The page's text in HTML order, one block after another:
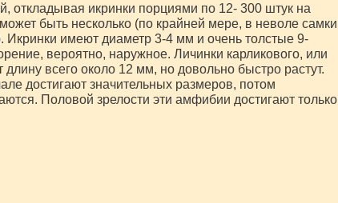
откладывая икринки порциями по 12- 300 штук на
быть несколько (по крайней мере, в неволе самки
Икринки имеют диаметр 3-4 мм и очень толстые 9-
вероятно, наружное. Личинки карликового, или
всего около 12 мм, но довольно быстро растут.
достигают значительных размеров, потом
Половой зрелости эти амфибии достигают только